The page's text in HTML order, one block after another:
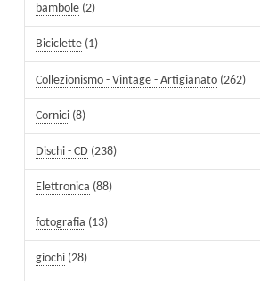
bambole (2)
Biciclette (1)
Collezionismo - Vintage - Artigianato (262)
Cornici (8)
Dischi - CD (238)
Elettronica (88)
fotografia (13)
giochi (28)